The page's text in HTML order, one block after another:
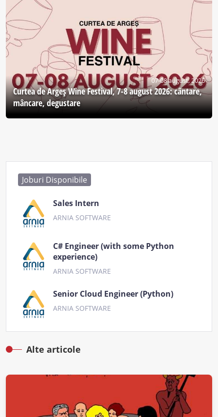
07-08 august, 2026
Curtea de Argeş Wine Festival, 7-8 august 2026: cântare,
mâncare, degustare
Joburi Disponibile
Sales Intern
ARNIA SOFTWARE
C# Engineer (with some Python
experience)
ARNIA SOFTWARE
Senior Cloud Engineer (Python)
ARNIA SOFTWARE
Alte articole